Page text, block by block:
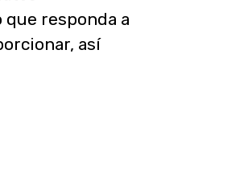
responda a
así